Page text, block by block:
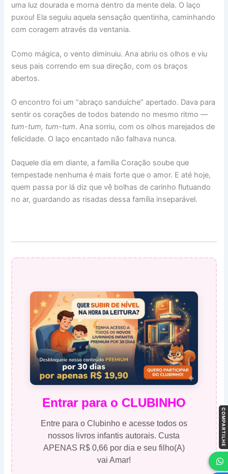
uma luz dourada e morna dentro da mente dela. O laço
puxou! Ela seguiu aquela sensação quentinha, caminhando
com coragem através da ventania.
Como mágica, o vento diminuiu. Ana abriu os olhos e viu
seus pais correndo em sua direção, com os braços
abertos.
O encontro foi um “abraço sanduíche” apertado. Dava para
sentir os corações de todos batendo no mesmo ritmo —
tum-tum, tum-tum. Ana sorriu, com os olhos marejados de
felicidade. O laço encantado não falhava nunca.
Daquele dia em diante, a família Coração soube que
tempestade nenhuma é mais forte que o amor. E até hoje,
quem passa por lá diz que vê bolhas de carinho flutuando
no ar, guardando as risadas dessa família inseparável.
Entrar para o CLUBINHO
Entre para o Clubinho e acesse todos os
nossos livros infantis autorais. Custa
APENAS R$ 0,66 por dia e seu filho(A)
vai Amar!
COMPARTILHE